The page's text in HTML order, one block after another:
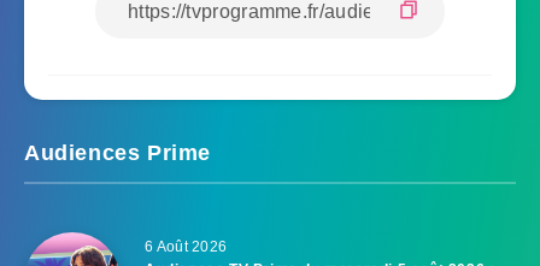
Audiences Prime
6 Août 2026